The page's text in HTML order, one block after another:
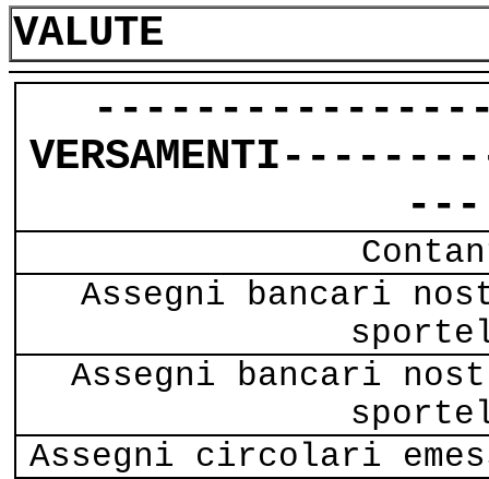
VALUTE
---
Assegni bancari
Assegni bancari
Assegni circolari